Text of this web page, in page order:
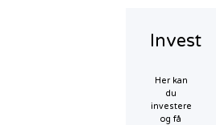
Invest
Her kan
du
investere
og få